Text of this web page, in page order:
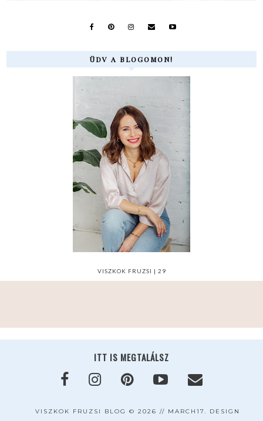
ÜDV A BLOGOMON!
VISZKOK FRUZSI | 29
ITT IS MEGTALÁLSZ
VISZKOK FRUZSI BLOG © 2026 // MARCH17. DESIGN